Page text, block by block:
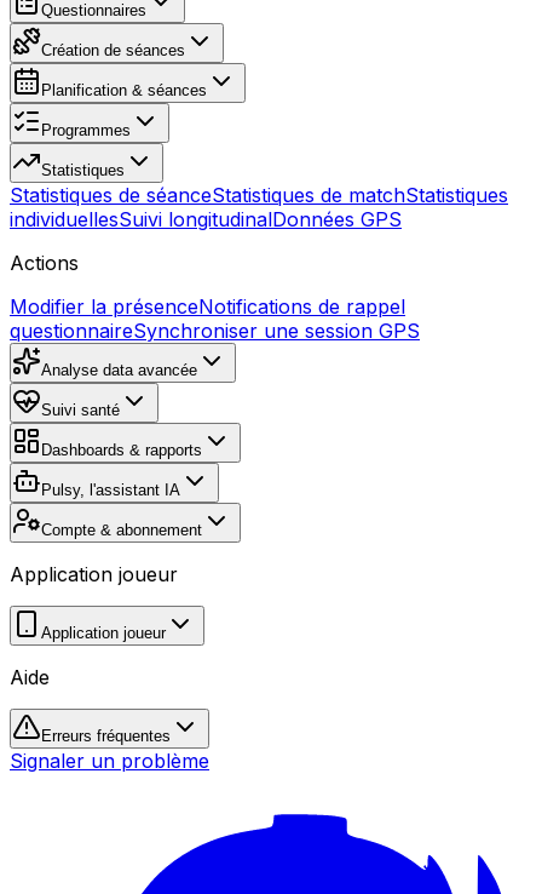
Questionnaires
Création de séances
Planification & séances
Programmes
Statistiques
Statistiques de séanceStatistiques de matchStatistiques
individuellesSuivi longitudinalDonnées GPS
Actions
Modifier la présenceNotifications de rappel
questionnaireSynchroniser une session GPS
Analyse data avancée
Suivi santé
Dashboards & rapports
Pulsy, l'assistant IA
Compte & abonnement
Application joueur
Application joueur
Aide
Erreurs fréquentes
Signaler un problème